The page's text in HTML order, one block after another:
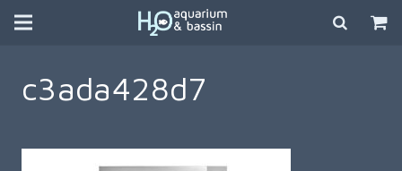
c3ada428d7